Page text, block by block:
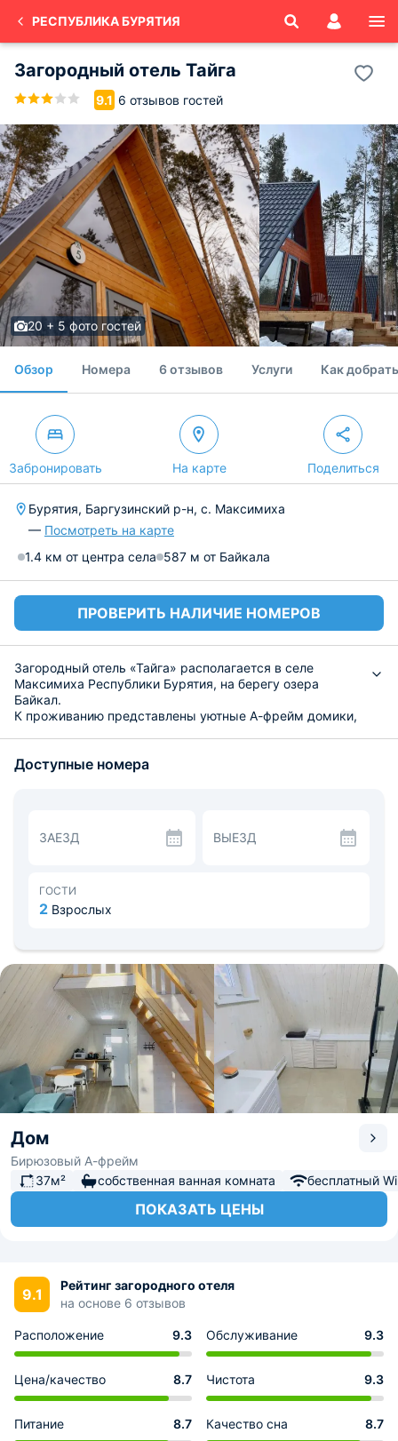
РЕСПУБЛИКА БУРЯТИЯ
Загородный отель Тайга
9.1 6 отзывов гостей
20 + 5 фото гостей
Обзор Номера 6 отзывов Услуги Как
Забронировать На карте Поделиться
Бурятия, Баргузинский р-н, с. Максимиха
— Посмотреть на карте
1.4 км от центра села 587 м от Байкала
ПРОВЕРИТЬ НАЛИЧИЕ НОМЕРОВ
Загородный отель «Тайга» располагается в селе
Максимиха Республики Бурятия, на берегу озера
Байкал.
К проживанию представлены уютные А-фрейм домики,
ванная комната с душем и комплектом полотенец.
Ближайший аэропорт находится в 185,6 км.
Доступные номера
ЗАЕЗД ВЫЕЗД
ГОСТИ
2 Взрослых
Дом
Бирюзовый А-фрейм
37м²
собственная ванная комната бесплатный
ПОКАЗАТЬ ЦЕНЫ
9.1
Рейтинг загородного отеля
на основе 6 отзывов
Расположение 9.3 Обслуживание 9.3
Цена/качество 8.7 Чистота 9.3
Питание 8.7 Качество сна 8.7